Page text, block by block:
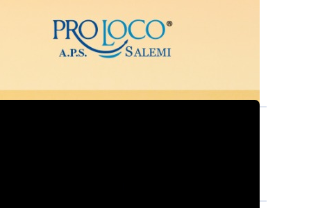
Sauro a Pantelleria
M...